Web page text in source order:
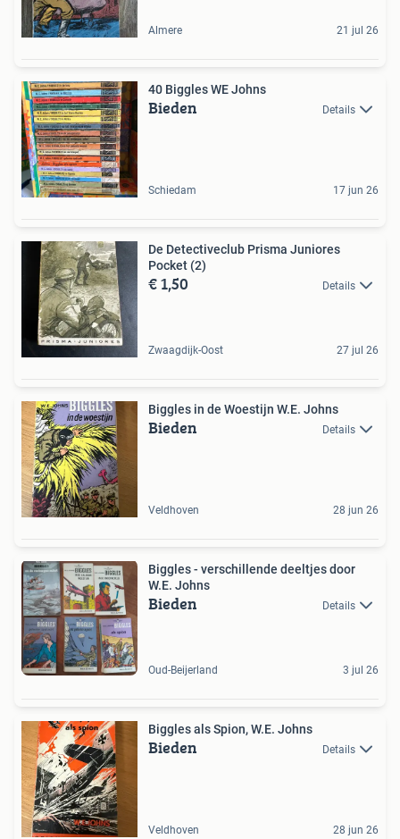
Almere 21 jul 26
40 Biggles WE Johns
Bieden Details
Schiedam 17 jun 26
De Detectiveclub Prisma Juniores
Pocket (2)
€ 1,50 Details
Zwaagdijk-Oost 27 jul 26
Biggles in de Woestijn W.E. Johns
Bieden Details
Veldhoven 28 jun 26
Biggles - verschillende deeltjes door
W.E. Johns
Bieden Details
Oud-Beijerland 3 jul 26
Biggles als Spion, W.E. Johns
Bieden Details
Veldhoven 28 jun 26